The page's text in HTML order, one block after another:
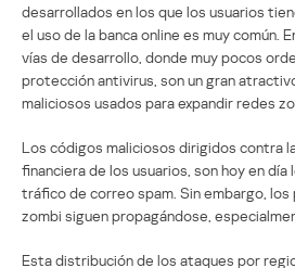
desarrollados en los que los usuarios
el uso de la banca online es muy común.
vías de desarrollo, donde muy pocos
protección antivirus, son un gran
maliciosos usados para expandir redes
Los códigos maliciosos dirigidos contra
financiera de los usuarios, son hoy en día
tráfico de correo spam. Sin embargo, los
zombi siguen propagándose,
Esta distribución de los ataques por